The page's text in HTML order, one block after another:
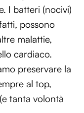
I batteri (nocivi)
possono
malattie,
cardiaco.
preservare la
al top,
tanta volontà